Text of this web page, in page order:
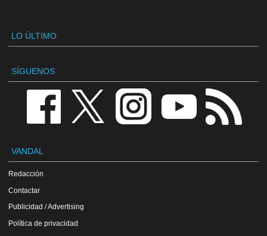
LO ÚLTIMO
SÍGUENOS
VANDAL
Redacción
Contactar
Publicidad / Advertising
Política de privacidad